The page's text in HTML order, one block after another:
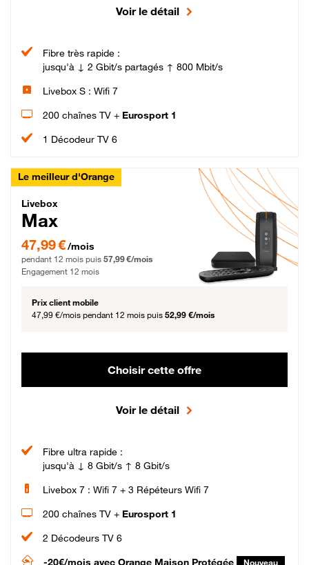
Voir le détail
Fibre très rapide :
jusqu'à ↓ 2 Gbit/s partagés ↑ 800 Mbit/s
Livebox S : Wifi 7
200 chaînes TV + Eurosport 1
1 Décodeur TV 6
Le meilleur d'Orange
Livebox Max Fibre
Livebox
Max
47,99 € par mois pendant 12 mois puis 57,99 € par mois, Engagement 12 mois
47,99 €/mois
pendant 12 mois puis 57,99 €/mois
Engagement 12 mois
Prix client mobile
47,99 €/mois pendant 12 mois puis 52,99 €/mois
Choisir cette offre
Voir le détail
Fibre ultra rapide :
jusqu'à ↓ 8 Gbit/s ↑ 8 Gbit/s
Livebox 7 : Wifi 7 + 3 Répéteurs Wifi 7
200 chaînes TV + Eurosport 1
2 Décodeurs TV 6
-20€/mois avec Orange Maison Protégée Nouveau